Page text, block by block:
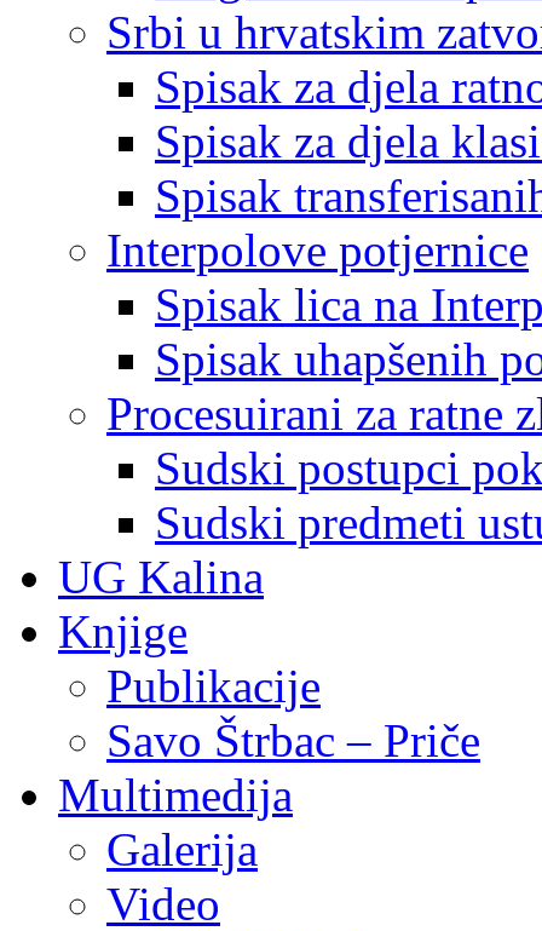
Srbi u hrvatskim
Spisak za djela
Spisak za djela
Spisak
Interpolove potjernice
Spisak lica na
Spisak uhapšenih
Procesuirani za ratne
Sudski postupci
Sudski predmeti
UG Kalina
Knjige
Publikacije
Savo Štrbac – Priče
Multimedija
Galerija
Video